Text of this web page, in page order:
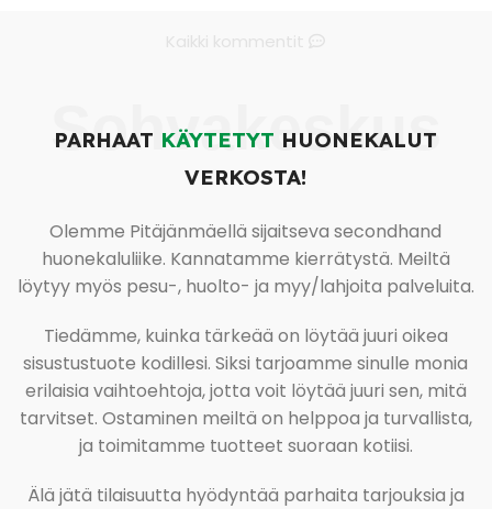
Sohvakeskus
PARHAAT KÄYTETYT HUONEKALUT
VERKOSTA!
Olemme Pitäjänmäellä sijaitseva secondhand
huonekaluliike. Kannatamme kierrätystä. Meiltä
löytyy myös pesu-, huolto- ja myy/lahjoita palveluita.
Tiedämme, kuinka tärkeää on löytää juuri oikea
sisustustuote kodillesi. Siksi tarjoamme sinulle monia
erilaisia vaihtoehtoja, jotta voit löytää juuri sen, mitä
tarvitset. Ostaminen meiltä on helppoa ja turvallista,
ja toimitamme tuotteet suoraan kotiisi.
Älä jätä tilaisuutta hyödyntää parhaita tarjouksia ja